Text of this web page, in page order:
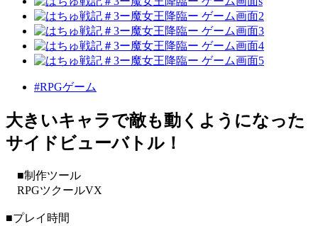
#RPGゲーム
大きいキャラで敵も動くようになった
サイドビューバトル！
■制作ツール
RPGツクールVX
■プレイ時間